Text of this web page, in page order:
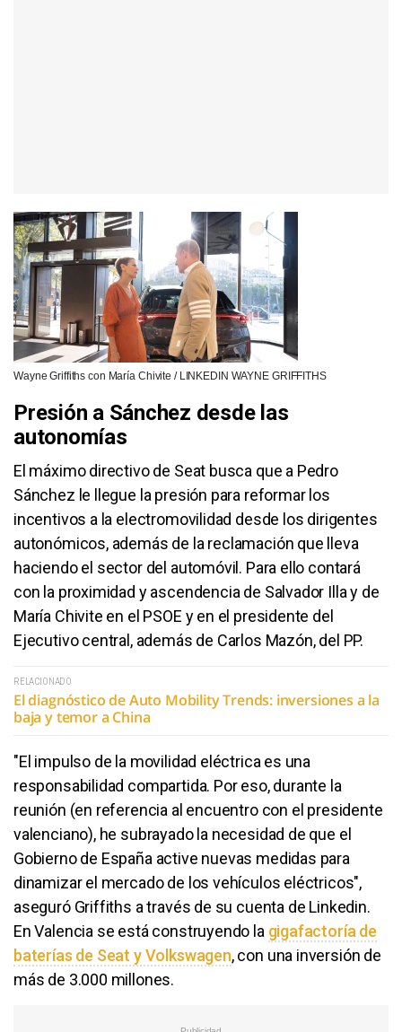
Wayne Griffiths con María Chivite / LINKEDIN WAYNE GRIFFITHS
Presión a Sánchez desde las
autonomías
El máximo directivo de Seat busca que a Pedro
Sánchez le llegue la presión para reformar los
incentivos a la electromovilidad desde los dirigentes
autonómicos, además de la reclamación que lleva
haciendo el sector del automóvil. Para ello contará
con la proximidad y ascendencia de Salvador Illa y de
María Chivite en el PSOE y en el presidente del
Ejecutivo central, además de Carlos Mazón, del PP.
RELACIONADO
El diagnóstico de Auto Mobility Trends: inversiones a la
baja y temor a China
"El impulso de la movilidad eléctrica es una
responsabilidad compartida. Por eso, durante la
reunión (en referencia al encuentro con el presidente
valenciano), he subrayado la necesidad de que el
Gobierno de España active nuevas medidas para
dinamizar el mercado de los vehículos eléctricos",
aseguró Griffiths a través de su cuenta de Linkedin.
En Valencia se está construyendo la gigafactoría de
baterías de Seat y Volkswagen, con una inversión de
más de 3.000 millones.